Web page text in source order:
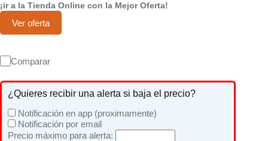
¡ir a la Tienda Online con la Mejor Oferta!
Ver oferta
Comparar
¿Quieres recibir una alerta si baja el precio?
Notificación en app (proximamente)
Notificación por email
Precio máximo para alerta: